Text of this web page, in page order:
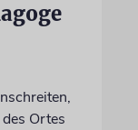
Ortes